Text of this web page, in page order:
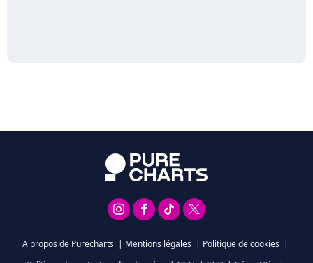
A propos de Purecharts | Mentions légales | Politique de cookies |